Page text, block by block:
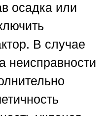
осадка или
В случае
неисправности